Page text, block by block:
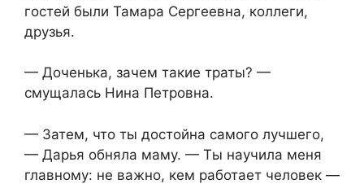
гостей были Тамара Сергеевна, коллеги,
друзья.
— Доченька, зачем такие траты? —
смущалась Нина Петровна.
— Затем, что ты достойна самого лучшего,
— Дарья обняла маму. — Ты научила меня
главному: не важно, кем работает человек —